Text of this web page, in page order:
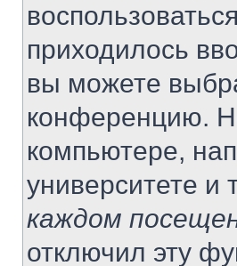
приходилось
вы можете
конференцию.
компьютере,
университете и
каждом
отключил эту